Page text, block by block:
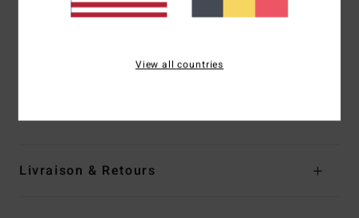
Système d'entrée :ouverture Chest Zip
appliquée à la machine
Livraison & Retours
View all countries